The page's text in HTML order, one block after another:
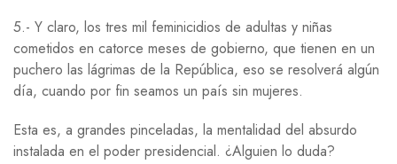
5.- Y claro, los tres mil feminicidios de adultas y niñas
cometidos en catorce meses de gobierno, que tienen en un
puchero las lágrimas de la República, eso se resolverá algún
día, cuando por fin seamos un país sin mujeres.
Esta es, a grandes pinceladas, la mentalidad del absurdo
instalada en el poder presidencial. ¿Alguien lo duda?